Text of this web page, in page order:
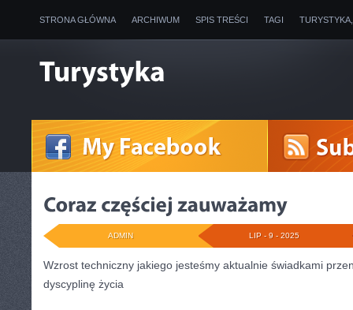
STRONA GŁÓWNA ARCHIWUM SPIS TREŚCI TAGI
LIP - 9 - 2025
ADMIN
Wzrost techniczny jakiego jesteśmy aktualnie świadkami
dyscyplinę życia